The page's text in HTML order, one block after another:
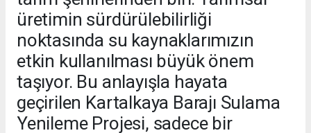
üretimin sürdürülebilirliği
noktasında su kaynaklarımızın
etkin kullanılması büyük önem
taşıyor. Bu anlayışla hayata
geçirilen Kartalkaya Barajı Sulama
Yenileme Projesi, sadece bir